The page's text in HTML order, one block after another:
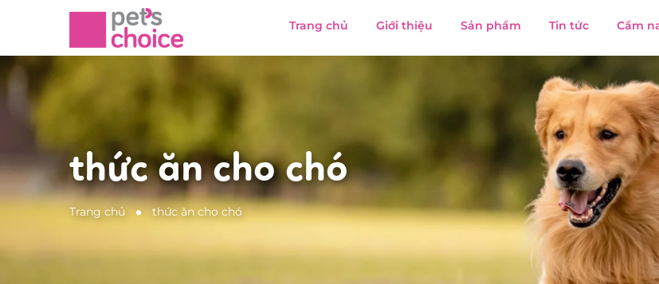
Trang chủ Giới thiệu Sản phẩm Tin tức Cẩm
thức ăn cho chó
Trang chủ thức ăn cho chó